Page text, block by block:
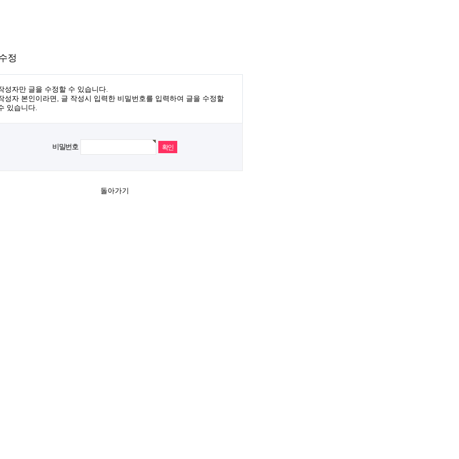
정
성자만 글을 수정할 수 있습니다.
성자 본인이라면, 글 작성시 입력한 비밀번호를 입력하여 글을 수정할
있습니다.
비밀번호
돌아가기